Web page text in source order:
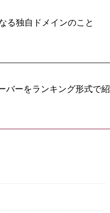
る独自ドメインのこと
バーをランキング形式で紹